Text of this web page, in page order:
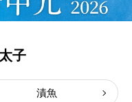
子
漬魚